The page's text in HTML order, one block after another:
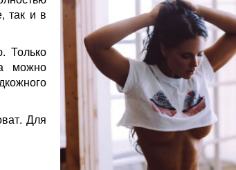
так и в
Только
можно
Для